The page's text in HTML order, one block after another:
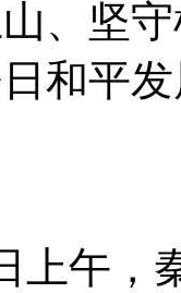
、坚
和平
上午，